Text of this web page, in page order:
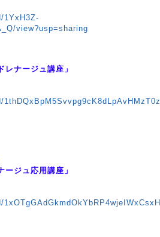
1YxH3Z-
view?usp=sharing
レナージュ講座」
ジュ応用講座」